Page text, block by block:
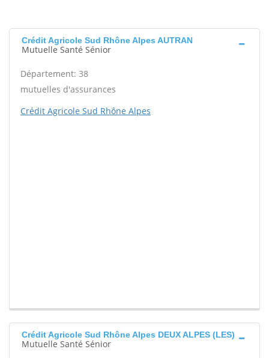
Crédit Agricole Sud Rhône Alpes AUTRAN
Mutuelle Santé Sénior
Département: 38
mutuelles d'assurances
Crédit Agricole Sud Rhône Alpes
Crédit Agricole Sud Rhône Alpes DEUX ALPES (LES)
Mutuelle Santé Sénior